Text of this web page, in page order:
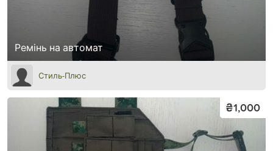
Ремінь на автомат
Стиль-Плюс
₴1,000